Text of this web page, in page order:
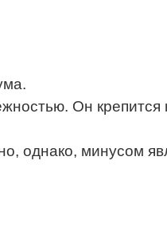
Он
однако, минусом